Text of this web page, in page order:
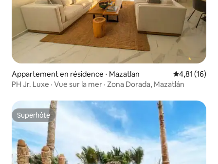
Appartement en résidence ⋅ Mazatlan Évaluation
4,81 (16)
PH Jr. Luxe · Vue sur la mer · Zona Dorada, Mazatlán
Superhôte
Superhôte